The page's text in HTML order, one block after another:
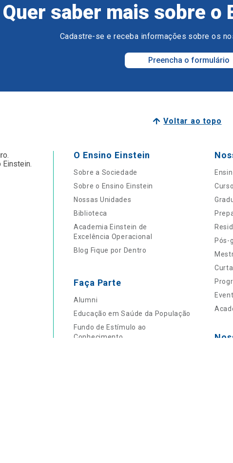
Quer saber mais sobre o
Cadastre-se e receba informações sobre os
Preencha o formulário
Voltar ao topo
Einstein.
O Ensino Einstein
Sobre a Sociedade
Sobre o Ensino Einstein
Nossas Unidades
Biblioteca
Academia Einstein de
Excelência Operacional
Blog Fique por Dentro
Faça Parte
Alumni
Educação em Saúde da População
Fundo de Estímulo ao
Conhecimento
Pós-